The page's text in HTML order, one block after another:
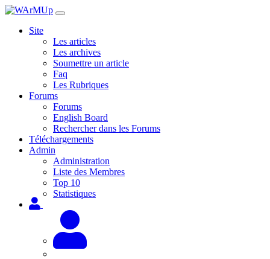
Site
Les articles
Les archives
Soumettre un article
Faq
Les Rubriques
Forums
Forums
English Board
Rechercher dans les Forums
Téléchargements
Admin
Administration
Liste des Membres
Top 10
Statistiques